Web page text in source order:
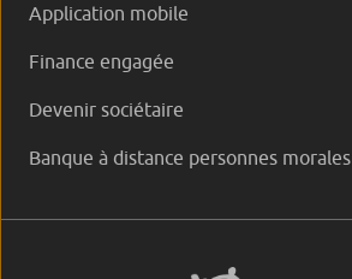
Application mobile
Finance engagée
Devenir sociétaire
Banque à distance personnes morales